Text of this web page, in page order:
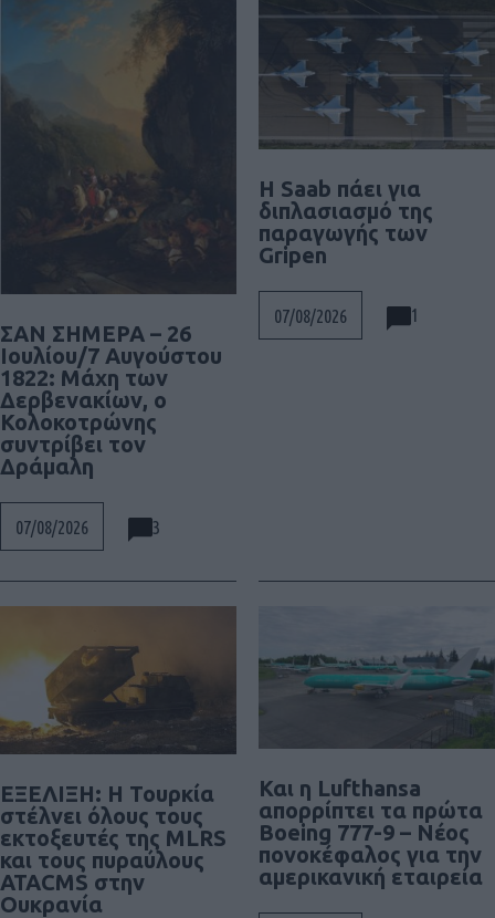
ΣΑΝ ΣΗΜΕΡΑ – 26
Ιουλίου/7 Αυγούστου
1822: Μάχη των
Δερβενακίων, ο
Κολοκοτρώνης
συντρίβει τον
Δράμαλη
07/08/2026 3
H Saab πάει για
διπλασιασμό της
παραγωγής των
Gripen
07/08/2026 1
ΕΞΕΛΙΞΗ: H Τουρκία
στέλνει όλους τους
εκτοξευτές της MLRS
και τους πυραύλους
ATACMS στην
Ουκρανία
Και η Lufthansa
απορρίπτει τα πρώτα
Boeing 777-9 – Νέος
πονοκέφαλος για την
αμερικανική εταιρεία